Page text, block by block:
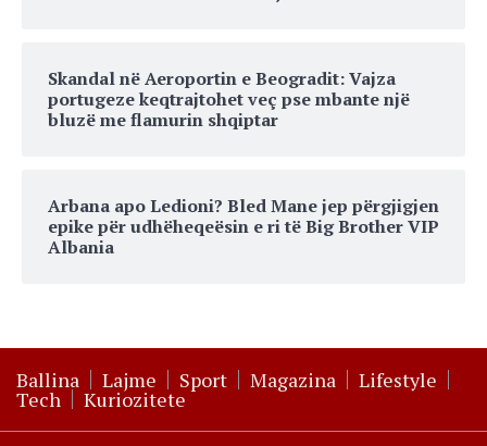
Skandal në Aeroportin e Beogradit: Vajza
portugeze keqtrajtohet veç pse mbante një
bluzë me flamurin shqiptar
Arbana apo Ledioni? Bled Mane jep përgjigjen
epike për udhëheqeësin e ri të Big Brother VIP
Albania
Ballina Lajme Sport Magazina Lifestyle
Tech Kuriozitete